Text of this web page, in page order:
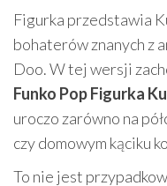
Figurka przedstawia
bohaterów znanych z
Doo. W tej wersji
Funko Pop Figurka
uroczo zarówno na
czy domowym kąciku
To nie jest